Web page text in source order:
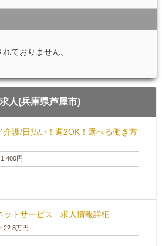
ておりません。
人(兵庫県芦屋市)
介護/日払い！週2OK！選べる働き方
円
トサービス - 求人情報詳細
22.8万円